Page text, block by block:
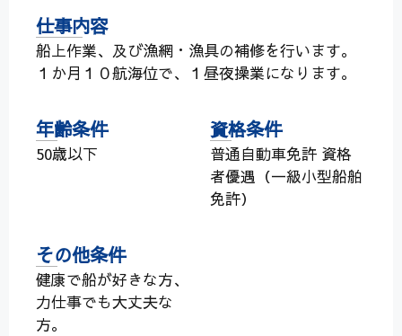
仕事内容
船上作業、及び漁網・漁具の補修を行います。
１か月１０航海位で、１昼夜操業になります。
年齢条件
50歳以下
資格条件
普通自動車免許 資格
者優遇（一級小型船舶
免許）
その他条件
健康で船が好きな方、
力仕事でも大丈夫な
方。